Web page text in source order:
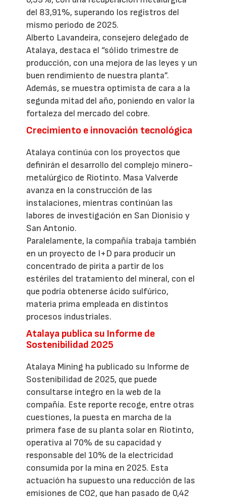
del 83,91%, superando los registros del
mismo periodo de 2025.
Alberto Lavandeira, consejero delegado de
Atalaya, destaca el “sólido trimestre de
producción, con una mejora de las leyes y un
buen rendimiento de nuestra planta”.
Además, se muestra optimista de cara a la
segunda mitad del año, poniendo en valor la
fortaleza del mercado del cobre.
Crecimiento e innovación tecnológica
Atalaya continúa con los proyectos que
definirán el desarrollo del complejo minero-
metalúrgico de Riotinto. Masa Valverde
avanza en la construcción de las
instalaciones, mientras continúan las
labores de investigación en San Dionisio y
San Antonio.
Paralelamente, la compañía trabaja también
en un proyecto de I+D para producir un
concentrado de pirita a partir de los
estériles del tratamiento del mineral, con el
que podría obtenerse ácido sulfúrico,
materia prima empleada en distintos
procesos industriales.
Atalaya publica su Informe de
Sostenibilidad 2025
Atalaya Mining ha publicado su Informe de
Sostenibilidad de 2025, que puede
consultarse íntegro en la web de la
compañía. Este reporte recoge, entre otras
cuestiones, la puesta en marcha de la
primera fase de su planta solar en Riotinto,
operativa al 70% de su capacidad y
responsable del 10% de la electricidad
consumida por la mina en 2025. Esta
actuación ha supuesto una reducción de las
emisiones de CO2, que han pasado de 0,42